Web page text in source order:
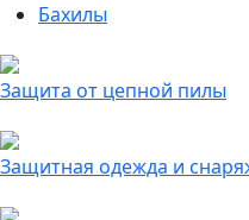
Бахилы
Защита от цепной пилы
Защитная одежда и